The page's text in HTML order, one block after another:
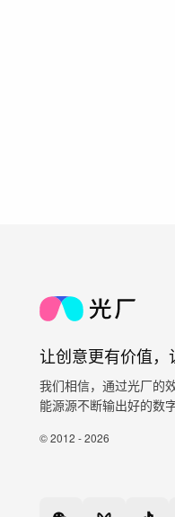
让创意更有价值，
我们相信，通过光厂的
能源源不断输出好的数
© 2012 - 2026